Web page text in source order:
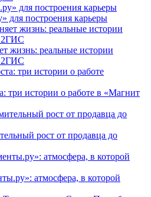
для построения карьеры
жизнь: реальные истории
2ГИС
три истории о работе в «Магнит
рост от продавца до
атмосфера, в которой